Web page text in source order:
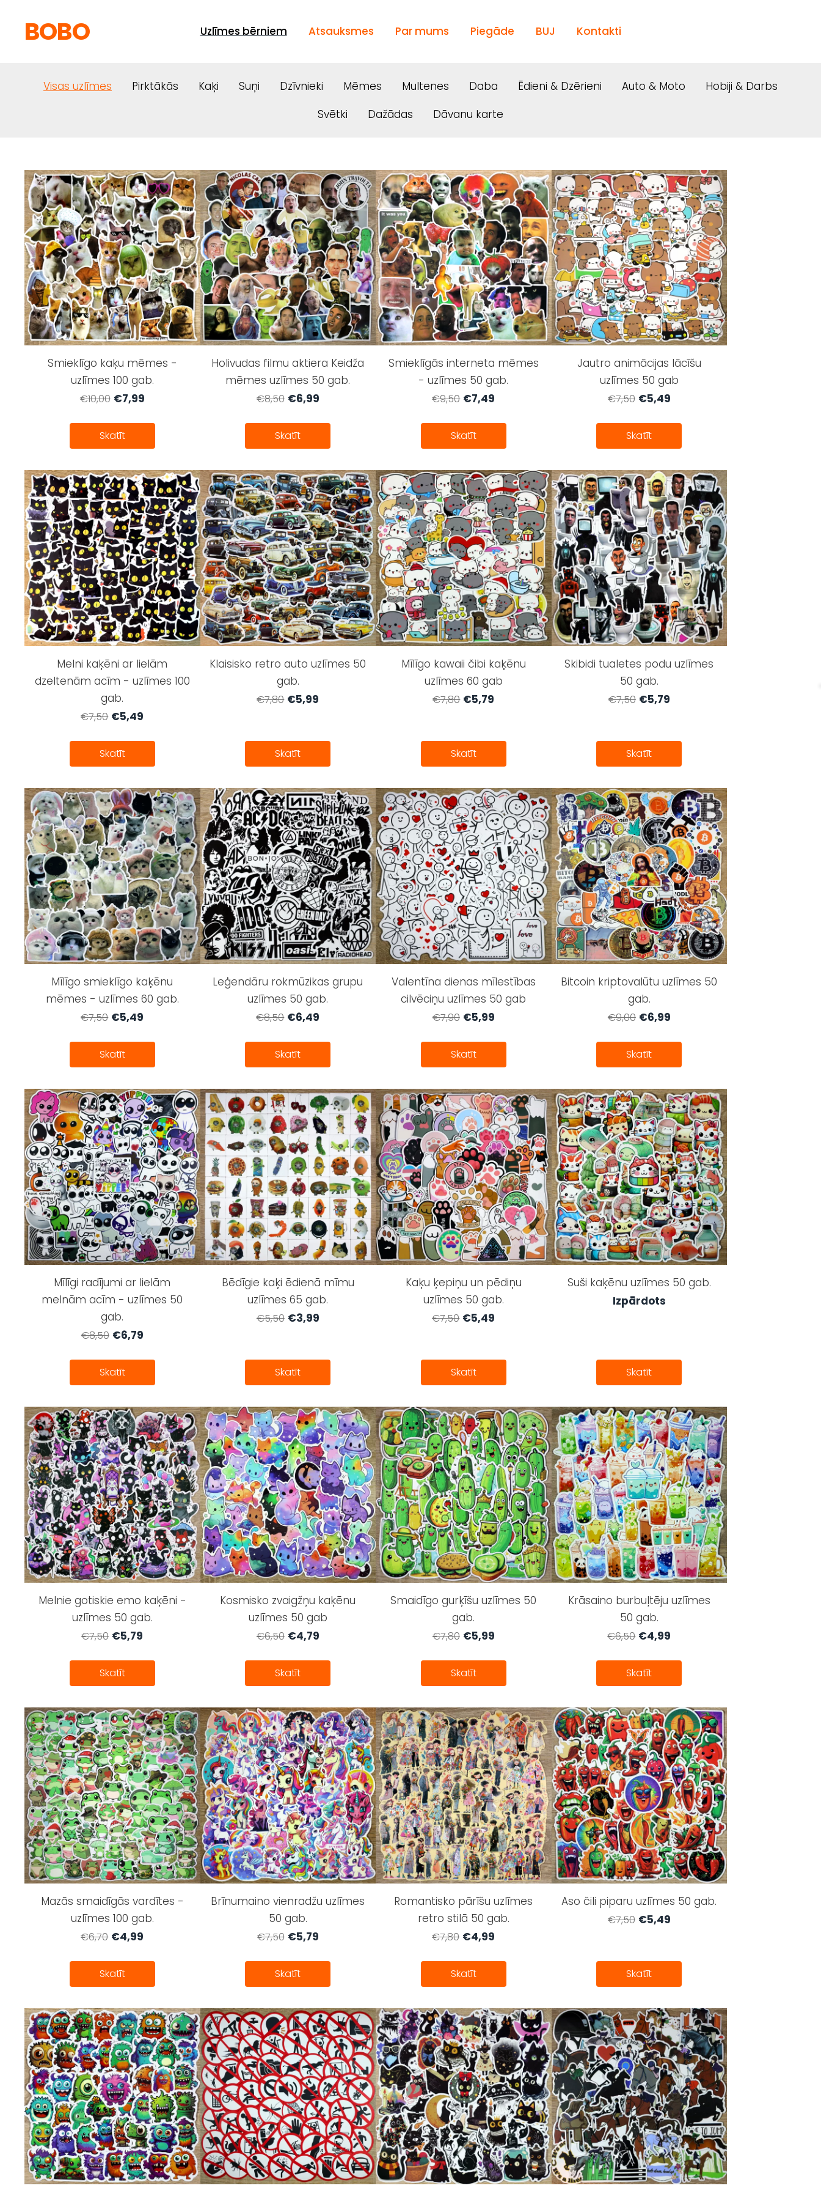
BOBO Uzlīmes bērniem Atsauksmes Par mums Piegāde BUJ Kontakti
Visas uzlīmes Pirktākās Kaķi Suņi Dzīvnieki Mēmes Multenes Daba Ēdieni & Dzērieni Auto & Moto
Hobiji & Darbs
Svētki
Dažādas Dāvanu karte
Smieklīgo kaķu mēmes -
uzlīmes 100 gab.
€10,00 €7,99
Skatīt
Holivudas filmu aktiera Keidža
mēmes uzlīmes 50 gab.
€8,50 €6,99
Skatīt
Smieklīgās interneta mēmes
- uzlīmes 50 gab.
€9,50 €7,49
Skatīt
Jautro animācijas lācīšu
uzlīmes 50 gab
€7,50 €5,49
Skatīt
Melni kaķēni ar lielām
dzeltenām acīm - uzlīmes 100
gab.
€7,50 €5,49
Skatīt
Klaisisko retro auto uzlīmes 50
gab.
€7,80 €5,99
Skatīt
Mīlīgo kawaii čibi kaķēnu
uzlīmes 60 gab
€7,80 €5,79
Skatīt
Skibidi tualetes podu uzlīmes
50 gab.
€7,50 €5,79
Skatīt
Mīlīgo smieklīgo kaķēnu
mēmes - uzlīmes 60 gab.
€7,50 €5,49
Skatīt
Leģendāru rokmūzikas grupu
uzlīmes 50 gab.
€8,50 €6,49
Skatīt
Valentīna dienas mīlestības
cilvēciņu uzlīmes 50 gab
€7,90 €5,99
Skatīt
Bitcoin kriptovalūtu uzlīmes 50
gab.
€9,00 €6,99
Skatīt
Mīlīgi radījumi ar lielām
melnām acīm - uzlīmes 50
gab.
€8,50 €6,79
Skatīt
Bēdīgie kaķi ēdienā mīmu
uzlīmes 65 gab.
€5,50 €3,99
Skatīt
Kaķu ķepiņu un pēdiņu
uzlīmes 50 gab.
€7,50 €5,49
Skatīt
Suši kaķēnu uzlīmes 50 gab.
Izpārdots
Skatīt
Melnie gotiskie emo kaķēni -
uzlīmes 50 gab.
€7,50 €5,79
Skatīt
Kosmisko zvaigžņu kaķēnu
uzlīmes 50 gab
€6,50 €4,79
Skatīt
Smaidīgo gurķīšu uzlīmes 50
gab.
€7,80 €5,99
Skatīt
Krāsaino burbuļtēju uzlīmes
50 gab.
€6,50 €4,99
Skatīt
Mazās smaidīgās vardītes -
uzlīmes 100 gab.
€6,70 €4,99
Skatīt
Brīnumaino vienradžu uzlīmes
50 gab.
€7,50 €5,79
Skatīt
Romantisko pārīšu uzlīmes
retro stilā 50 gab.
€7,80 €4,99
Skatīt
Aso čili piparu uzlīmes 50 gab.
€7,50 €5,49
Skatīt